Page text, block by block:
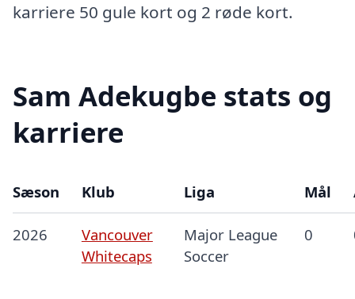
karriere 50 gule kort og 2 røde kort.
Sam Adekugbe stats og
karriere
Sæson Klub Liga Mål
2026
Vancouver
Whitecaps
Major League
Soccer
0